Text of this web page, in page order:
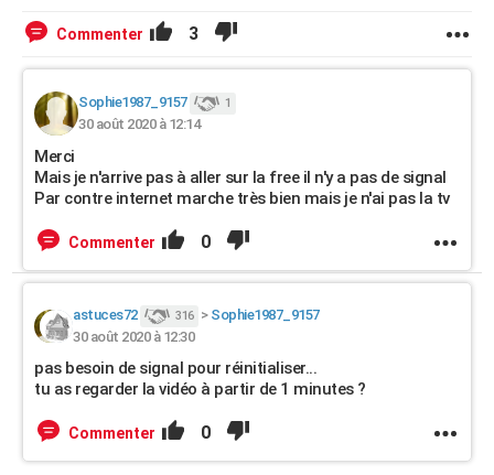
Commenter 3
Sophie1987_9157 1
30 août 2020 à 12:14
Merci
Mais je n'arrive pas à aller sur la free il n'y a pas de signal
Par contre internet marche très bien mais je n'ai pas la tv
Commenter 0
astuces72 316 > Sophie1987_9157
30 août 2020 à 12:30
pas besoin de signal pour réinitialiser...
tu as regarder la vidéo à partir de 1 minutes ?
Commenter 0